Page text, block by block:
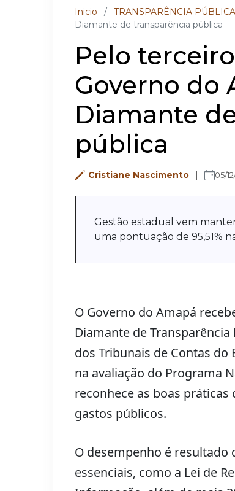
Inicio / TRANSPARÊNCIA PÚBLICA
Diamante de transparência pública
Pelo
Governo do
Diamante
pública
Cristiane Nascimento 05/
Gestão estadual vem
uma pontuação de 95,51%
O Governo do Amapá
Diamante de
dos Tribunais de Contas do
na avaliação do Programa
reconhece as boas
gastos públicos.
O desempenho é
essenciais, como a Lei de